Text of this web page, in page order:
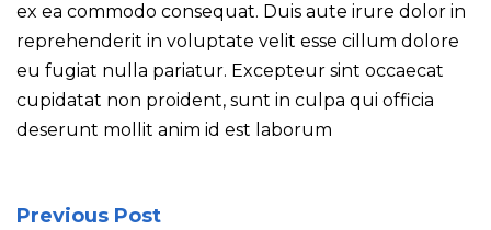
ex ea commodo consequat. Duis aute irure dolor in
reprehenderit in voluptate velit esse cillum dolore
eu fugiat nulla pariatur. Excepteur sint occaecat
cupidatat non proident, sunt in culpa qui officia
deserunt mollit anim id est laborum
Previous Post